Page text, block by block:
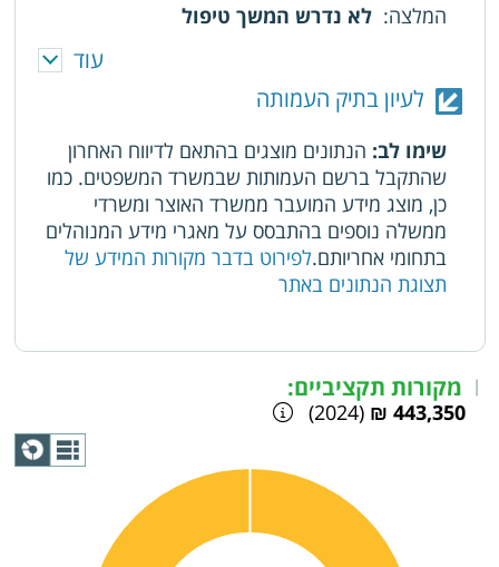
המלצה: לא נדרש המשך טיפול
תאריך סיום:
05/07/2018
עוד
לעיון בתיק העמותה
שימו לב: הנתונים מוצגים בהתאם לדיווח האחרון
שהתקבל ברשם העמותות שבמשרד המשפטים. כמו
כן, מוצג מידע המועבר ממשרד האוצר ומשרדי
ממשלה נוספים בהתבסס על מאגרי מידע המנוהלים
בתחומי אחריותם.לפירוט בדבר מקורות המידע של
תצוגת הנתונים באתר
| מקורות תקציביים:
443,350 ₪
(2024)